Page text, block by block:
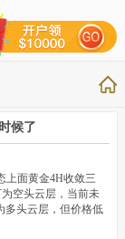
候了
上面黄金4H收敛三
空头云层，当前未
多头云层，但价格低